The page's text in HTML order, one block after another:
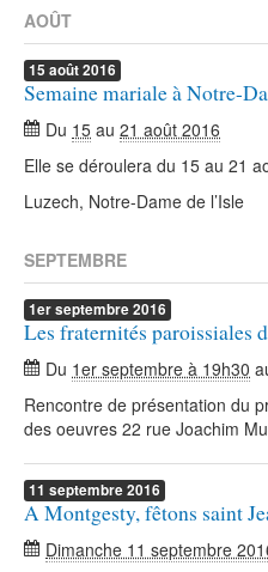
Agenda diocésain
Je donne
Annuaire/Contact
AOÛT
15 août2016
Semaine mariale à Notre-
Du 15 au 21 août 2016
Elle se déroulera du 15 au 21
Luzech, Notre-Dame de l’Isle
SEPTEMBRE
1erseptembre2016
Les fraternités paroissiales
Du 1er septembre à 19h30
Rencontre de présentation du
des oeuvres 22 rue Joachim
11 septembre2016
A Montgesty, fêtons saint
Dimanche 11 septembre